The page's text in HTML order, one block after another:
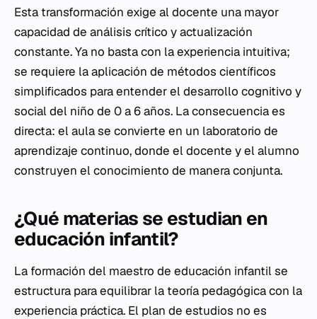
Esta transformación exige al docente una mayor
capacidad de análisis crítico y actualización
constante. Ya no basta con la experiencia intuitiva;
se requiere la aplicación de métodos científicos
simplificados para entender el desarrollo cognitivo y
social del niño de 0 a 6 años. La consecuencia es
directa: el aula se convierte en un laboratorio de
aprendizaje continuo, donde el docente y el alumno
construyen el conocimiento de manera conjunta.
¿Qué materias se estudian en
educación infantil?
La formación del maestro de educación infantil se
estructura para equilibrar la teoría pedagógica con la
experiencia práctica. El plan de estudios no es